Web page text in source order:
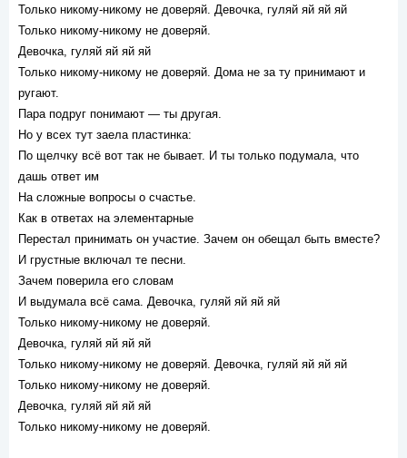
Только никому-никому не доверяй. Девочка, гуляй яй яй яй
Только никому-никому не доверяй.
Девочка, гуляй яй яй яй
Только никому-никому не доверяй. Дома не за ту принимают и
ругают.
Пара подруг понимают — ты другая.
Но у всех тут заела пластинка:
По щелчку всё вот так не бывает. И ты только подумала, что
дашь ответ им
На сложные вопросы о счастье.
Как в ответах на элементарные
Перестал принимать он участие. Зачем он обещал быть вместе?
И грустные включал те песни.
Зачем поверила его словам
И выдумала всё сама. Девочка, гуляй яй яй яй
Только никому-никому не доверяй.
Девочка, гуляй яй яй яй
Только никому-никому не доверяй. Девочка, гуляй яй яй яй
Только никому-никому не доверяй.
Девочка, гуляй яй яй яй
Только никому-никому не доверяй.